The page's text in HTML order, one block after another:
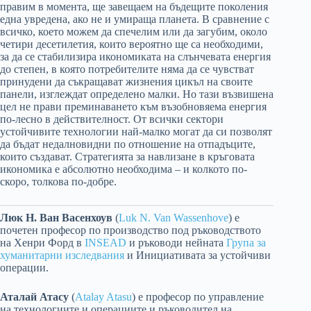
правим в момента, ще завещаем на бъдещите поколения
една увредена, ако не и умираща планета. В сравнение с
всичко, което можем да спечелим или да загубим, около
четири десетилетия, които вероятно ще са необходими,
за да се стабилизира икономиката на слънчевата енергия
до степен, в която потребителите няма да се чувстват
принудени да съкращават жизнения цикъл на своите
панели, изглеждат определено малки. Но тази възвишена
цел не прави преминаването към възобновяема енергия
по-лесно в действителност. От всички сектори
устойчивите технологии най-малко могат да си позволят
да бъдат недалновидни по отношение на отпадъците,
които създават. Стратегията за навлизане в кръговата
икономика е абсолютно необходима – и колкото по-
скоро, толкова по-добре.
Люк Н. Ван Васенхоув (Luk N. Van Wassenhove) е
почетен професор по производство под ръководството
на Хенри Форд в INSEAD и ръководи нейната Група за
хуманитарни изследвания и Инициативата за устойчиви
операции.
Аталай Атасу (Atalay Atasu) е професор по управление